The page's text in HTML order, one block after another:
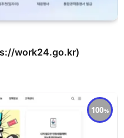
work24.go.kr)
100